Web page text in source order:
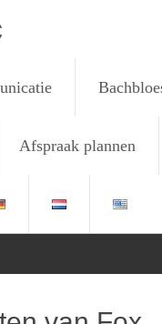
Afspraak plannen